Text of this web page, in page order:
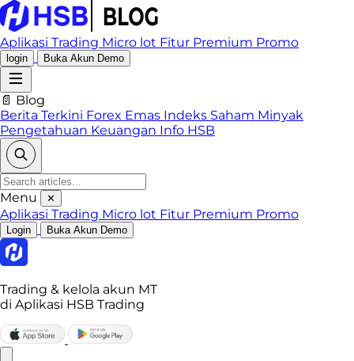
Aplikasi Trading Micro lot Fitur Premium Promo
login Buka Akun Demo
📄 Blog
Berita Terkini Forex Emas Indeks Saham Minyak
Pengetahuan Keuangan Info HSB
Menu ✕
Aplikasi Trading Micro lot Fitur Premium Promo
Login Buka Akun Demo
Trading & kelola akun MT
di Aplikasi HSB Trading